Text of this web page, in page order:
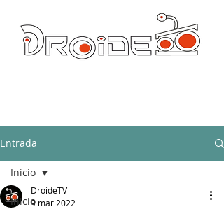
Entrada
Inicio
Inicio
DroideTV
9 mar 2022